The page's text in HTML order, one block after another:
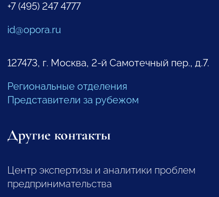
+7 (495) 247 4777
id@opora.ru
127473, г. Москва, 2-й Самотечный пер., д.7.
Региональные отделения
Представители за рубежом
Другие контакты
Центр экспертизы и аналитики проблем
предпринимательства